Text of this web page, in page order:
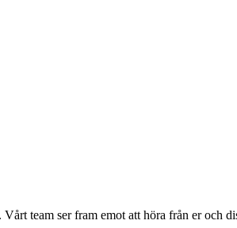
team ser fram emot att höra från er och